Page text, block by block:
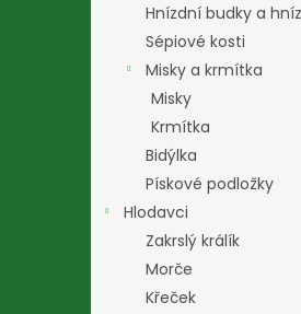
Hnízdní budky a
Sépiové kosti
Misky a krmítka
Misky
Krmítka
Bidýlka
Pískové podložky
Hlodavci
Zakrslý králík
Morče
Křeček